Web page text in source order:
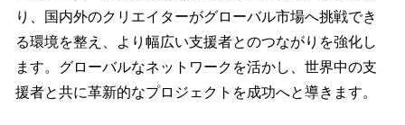
り、国内外のクリエイターがグローバル市場へ挑戦でき
る環境を整え、より幅広い支援者とのつながりを強化し
ます。グローバルなネットワークを活かし、世界中の支
援者と共に革新的なプロジェクトを成功へと導きます。